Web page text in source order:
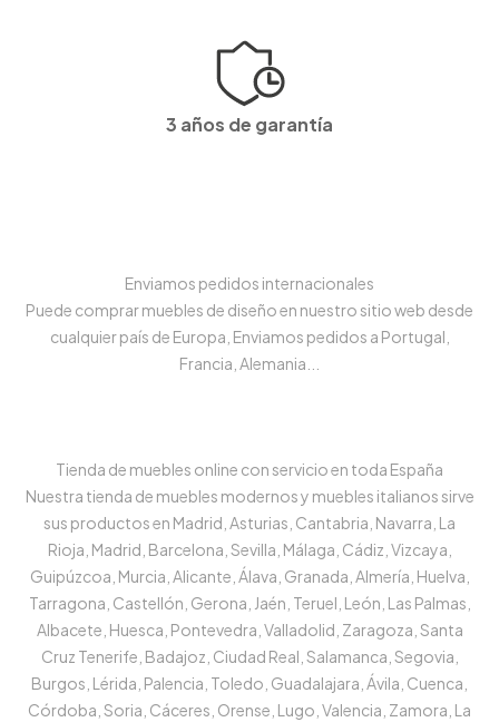
3 años de garantía
Enviamos pedidos internacionales
Puede comprar muebles de diseño en nuestro sitio web desde
cualquier país de Europa, Enviamos pedidos a Portugal,
Francia, Alemania...
Tienda de muebles online con servicio en toda España
Nuestra tienda de muebles modernos y muebles italianos sirve
sus productos en Madrid, Asturias, Cantabria, Navarra, La
Rioja, Madrid, Barcelona, Sevilla, Málaga, Cádiz, Vizcaya,
Guipúzcoa, Murcia, Alicante, Álava, Granada, Almería, Huelva,
Tarragona, Castellón, Gerona, Jaén, Teruel, León, Las Palmas,
Albacete, Huesca, Pontevedra, Valladolid, Zaragoza, Santa
Cruz Tenerife, Badajoz, Ciudad Real, Salamanca, Segovia,
Burgos, Lérida, Palencia, Toledo, Guadalajara, Ávila, Cuenca,
Córdoba, Soria, Cáceres, Orense, Lugo, Valencia, Zamora, La